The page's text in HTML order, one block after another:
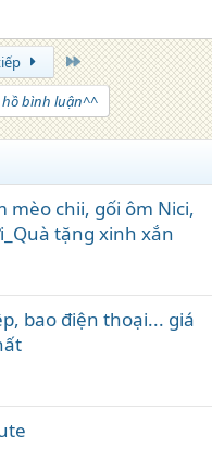
Trang cuối
bình luận^^
mèo chii, gối ôm Nici,
tặng xinh xắn
bao điện thoại... giá